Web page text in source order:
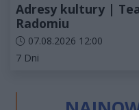
Adresy kultury |
Radomiu
Data dodania artykułu:
07.08.2026 12:00
Kategorie artykułu:
7 Dni